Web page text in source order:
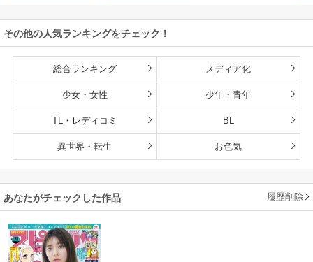
その他の人気ランキングをチェック！
総合ランキング メディア化
少女・女性 少年・青年
TL・レディコミ BL
異世界・転生 お色気
あなたがチェックした作品 履歴削除